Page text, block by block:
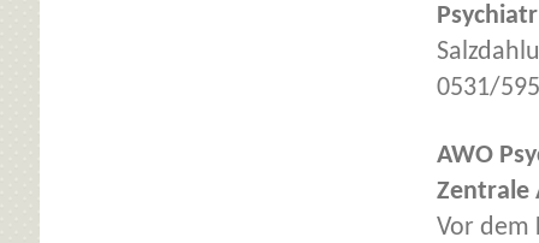
0531/
AWO
Zentrale
Vor dem